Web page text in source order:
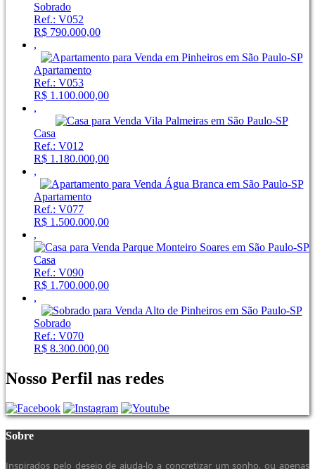
Sobrado
Ref.: V052
R$ 790.000,00
,
Apartamento
Ref.: V053
R$ 1.100.000,00
,
Casa
Ref.: V012
R$ 1.180.000,00
,
Apartamento
Ref.: V077
R$ 1.500.000,00
,
Casa
Ref.: V090
R$ 1.700.000,00
,
Sobrado
Ref.: V070
R$ 8.300.000,00
Nosso Perfil nas redes
Sobre
Inspirados pelo desejo de ajuda-lo a concretizar um sonho, ou apenas